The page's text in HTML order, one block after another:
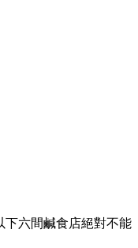
下六間鹹食店絕對不能